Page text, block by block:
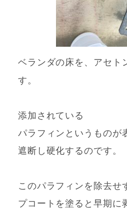
ベランダの床を、アセト
す。
添加されている
パラフィンというものが
遮断し硬化するのです。
このパラフィンを除去せ
プコートを塗ると早期に